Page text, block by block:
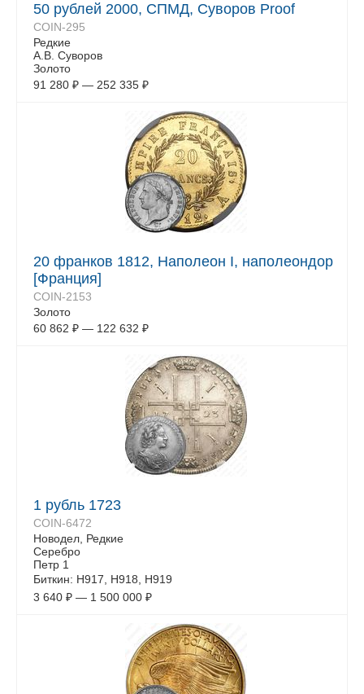
50 рублей 2000, СПМД, Суворов Proof
COIN-295
Редкие
А.В. Суворов
Золото
91 280 ₽ — 252 335 ₽
20 франков 1812, Наполеон I, наполеондор
[Франция]
COIN-2153
Золото
60 862 ₽ — 122 632 ₽
1 рубль 1723
COIN-6472
Новодел, Редкие
Серебро
Петр 1
Биткин: Н917, Н918, Н919
3 640 ₽ — 1 500 000 ₽